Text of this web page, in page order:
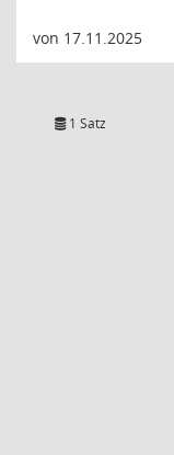
von 17.11.2025
1 Satz